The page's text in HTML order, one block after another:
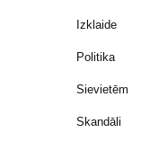
Izklaide
Politika
Sievietēm
Skandāli